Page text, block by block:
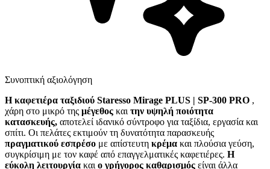
Συνοπτική αξιολόγηση
Η καφετιέρα ταξιδιού Staresso Mirage PLUS | SP-300 PRO ,
χάρη στο μικρό της μέγεθος και την υψηλή ποιότητα
κατασκευής, αποτελεί ιδανικό σύντροφο για ταξίδια, εργασία και
σπίτι. Οι πελάτες εκτιμούν τη δυνατότητα παρασκευής
πραγματικού εσπρέσο με απίστευτη κρέμα και πλούσια γεύση,
συγκρίσιμη με τον καφέ από επαγγελματικές καφετιέρες. Η
εύκολη λειτουργία και ο γρήγορος καθαρισμός είναι άλλα